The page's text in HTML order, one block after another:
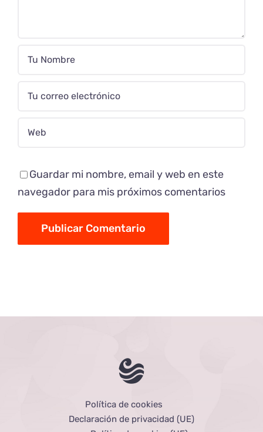
Guardar mi nombre, email y web en este
navegador para mis próximos comentarios
Política de cookies
Declaración de privacidad (UE)